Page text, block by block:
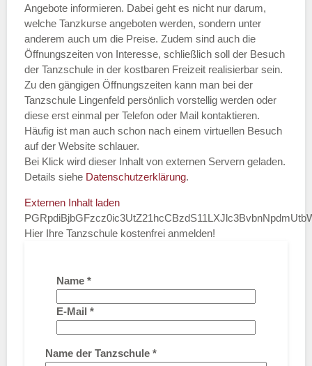
Angebote informieren. Dabei geht es nicht nur darum,
welche Tanzkurse angeboten werden, sondern unter
anderem auch um die Preise. Zudem sind auch die
Öffnungszeiten von Interesse, schließlich soll der Besuch
der Tanzschule in der kostbaren Freizeit realisierbar sein.
Zu den gängigen Öffnungszeiten kann man bei der
Tanzschule Lingenfeld persönlich vorstellig werden oder
diese erst einmal per Telefon oder Mail kontaktieren.
Häufig ist man auch schon nach einem virtuellen Besuch
auf der Website schlauer.
Bei Klick wird dieser Inhalt von externen Servern geladen.
Details siehe Datenschutzerklärung.
Externen Inhalt laden
Hier Ihre Tanzschule kostenfrei anmelden!
Name *
E-Mail *
Name der Tanzschule *